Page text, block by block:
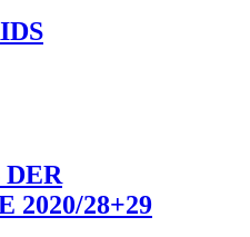
2020/28+29